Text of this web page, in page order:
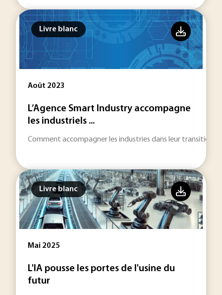
Livre blanc
Août 2023
L’Agence Smart Industry accompagne
les industriels ...
Comment accompagner les industries dans leur transition
Livre blanc
Mai 2025
L'IA pousse les portes de l'usine du
futur